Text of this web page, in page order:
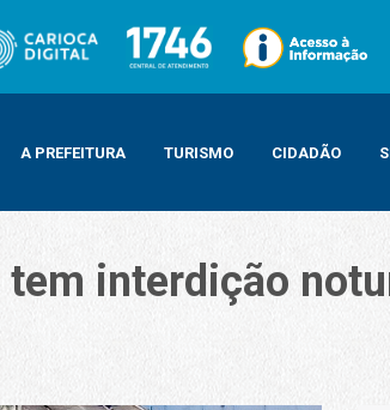
A PREFEITURA TURISMO CIDADÃO
interdição
manutenção